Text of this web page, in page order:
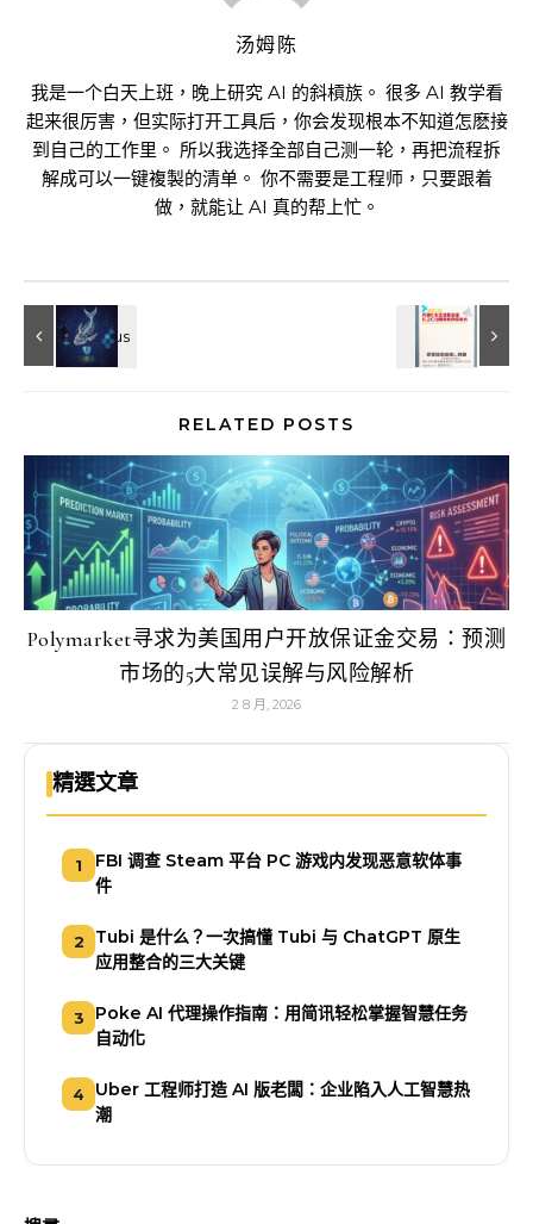
汤姆陈
我是一个白天上班，晚上研究 AI 的斜槓族。 很多 AI 教学看
起来很厉害，但实际打开工具后，你会发现根本不知道怎麽接
到自己的工作里。 所以我选择全部自己测一轮，再把流程拆
解成可以一键複製的清单。 你不需要是工程师，只要跟着
做，就能让 AI 真的帮上忙。
RELATED POSTS
Polymarket寻求为美国用户开放保证金交易：预测
市场的5大常见误解与风险解析
2 8 月, 2026
精選文章
1
FBI 调查 Steam 平台 PC 游戏内发现恶意软体事
件
2
Tubi 是什么？一次搞懂 Tubi 与 ChatGPT 原生
应用整合的三大关键
3
Poke AI 代理操作指南：用简讯轻松掌握智慧任务
自动化
4
Uber 工程师打造 AI 版老闆：企业陷入人工智慧热
潮